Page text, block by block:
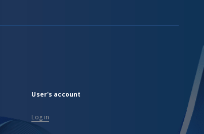
User's account
Log in